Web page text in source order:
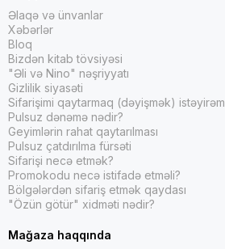
Əlaqə və ünvanlar
Xəbərlər
Bloq
Bizdən kitab tövsiyəsi
"Əli və Nino" nəşriyyatı
Gizlilik siyasəti
Sifarişimi qaytarmaq (dəyişmək) istəyirəm
Pulsuz dənəmə nədir?
Geyimlərin rahat qaytarılması
Pulsuz çatdırılma fürsəti
Sifarişi necə etmək?
Promokodu necə istifadə etməli?
Bölgələrdən sifariş etmək qaydası
"Özün götür" xidməti nədir?
Mağaza haqqında